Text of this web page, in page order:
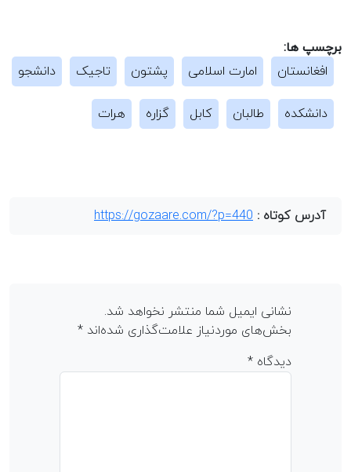
برچسپ ها:
افغانستان
امارت اسلامی پشتون تاجیک دانشجو
دانشکده طالبان کابل گزاره هرات
آدرس کوتاه : https://gozaare.com/?p=440
نشانی ایمیل شما منتشر نخواهد شد.
بخش‌های موردنیاز علامت‌گذاری شده‌اند*
دیدگاه*